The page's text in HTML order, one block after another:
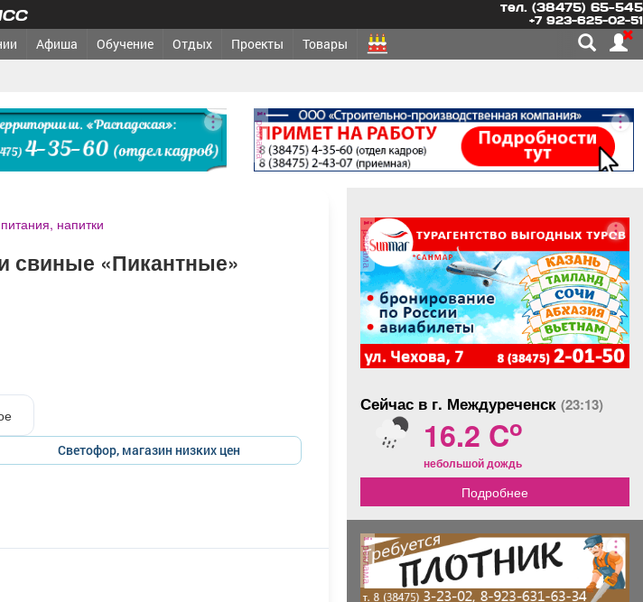
тел. (38475) 65-545
+7 923-625-02-51
Афиша Обучение Отдых Проекты Товары
реклама
напитки
свиные «Пикантные»
Светофор, магазин низких цен
реклама
Сейчас в г. Междуреченск (23:13)
16.2 Co
небольшой дождь
Подробнее
реклама